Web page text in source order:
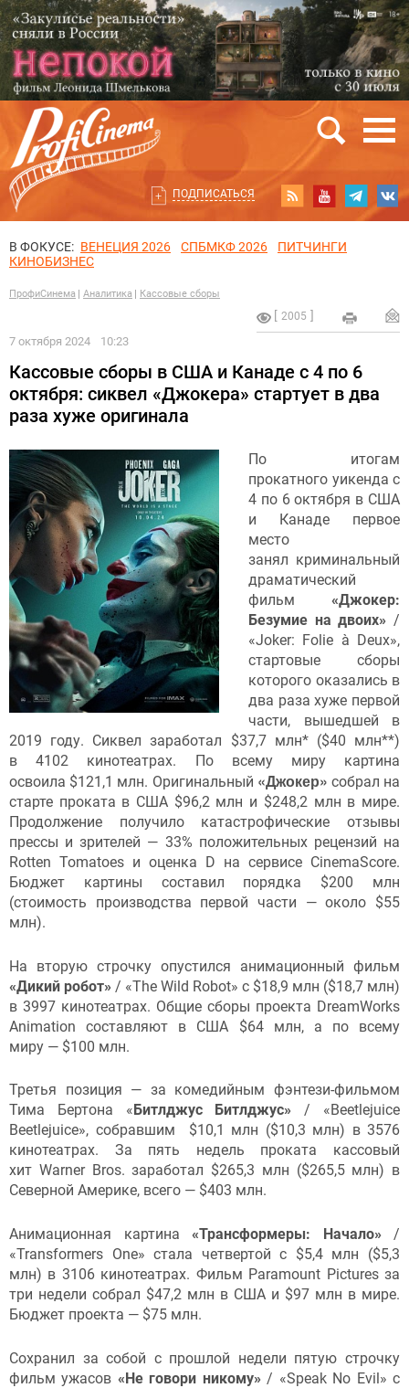
ПОДПИСАТЬСЯ
В ФОКУСЕ: ВЕНЕЦИЯ 2026 СПБМКФ 2026
ПИТЧИНГИ
КИНОБИЗНЕС
ПрофиСинема Аналитика Кассовые сборы
2005
7 октября 2024 10:23
Кассовые сборы в США и Канаде с 4 по 6
октября: сиквел «Джокера» стартует в два
раза хуже оригинала
По итогам
прокатного уикенда с
4 по 6 октября в США
и Канаде первое
место
занял криминальный
драматический
фильм «Джокер:
Безумие на двоих» /
«Joker: Folie à Deux»,
стартовые сборы
которого оказались в
два раза хуже первой
части, вышедшей в
2019 году. Сиквел заработал $37,7 млн* ($40 млн**)
в 4102 кинотеатрах. По всему миру картина
освоила $121,1 млн. Оригинальный «Джокер» собрал на
старте проката в США $96,2 млн и $248,2 млн в мире.
Продолжение получило катастрофические отзывы
прессы и зрителей — 33% положительных рецензий на
Rotten Tomatoes и оценка D на сервисе CinemaScore.
Бюджет картины составил порядка $200 млн
(стоимость производства первой части — около $55
млн).
На вторую строчку опустился анимационный фильм
«Дикий робот» / «The Wild Robot» с $18,9 млн ($18,7 млн)
в 3997 кинотеатрах. Общие сборы проекта DreamWorks
Animation составляют в США $64 млн, а по всему
миру — $100 млн.
Третья позиция — за комедийным фэнтези-фильмом
Тима Бертона « Битлджус Битлджус» / «Beetlejuice
Beetlejuice», собравшим $10,1 млн ($10,3 млн) в 3576
кинотеатрах. За пять недель проката кассовый
хит Warner Bros. заработал $265,3 млн ($265,5 млн) в
Северной Америке, всего — $403 млн.
Анимационная картина «Трансформеры: Начало» /
«Transformers One» стала четвертой с $5,4 млн ($5,3
млн) в 3106 кинотеатрах. Фильм Paramount Pictures за
три недели собрал $47,2 млн в США и $97 млн в мире.
Бюджет проекта — $75 млн.
Сохранил за собой с прошлой недели пятую строчку
фильм ужасов «Не говори никому» / «Speak No Evil» с